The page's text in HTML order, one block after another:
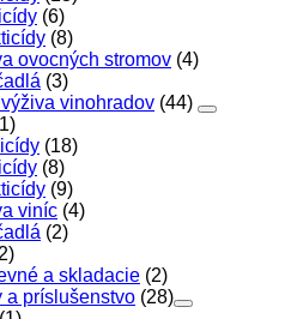
(6)
(8)
ovocných stromov (4)
(3)
vinohradov (44)
(18)
(8)
(9)
viníc (4)
(2)
a skladacie (2)
a príslušenstvo (28)